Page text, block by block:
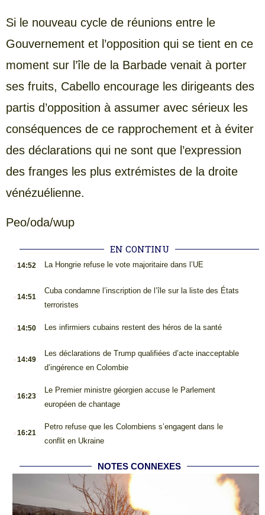
Si le nouveau cycle de réunions entre le
Gouvernement et l’opposition qui se tient en ce
moment sur l’île de la Barbade venait à porter
ses fruits, Cabello encourage les dirigeants des
partis d’opposition à assumer avec sérieux les
conséquences de ce rapprochement et à éviter
des déclarations qui ne sont que l’expression
des franges les plus extrémistes de la droite
vénézuélienne.
Peo/oda/wup
EN CONTINU
14:52 La Hongrie refuse le vote majoritaire dans l’UE
14:51
Cuba condamne l’inscription de l’île sur la liste des États
terroristes
14:50 Les infirmiers cubains restent des héros de la santé
14:49
Les déclarations de Trump qualifiées d’acte inacceptable
d’ingérence en Colombie
16:23
Le Premier ministre géorgien accuse le Parlement
européen de chantage
16:21
Petro refuse que les Colombiens s’engagent dans le
conflit en Ukraine
NOTES CONNEXES